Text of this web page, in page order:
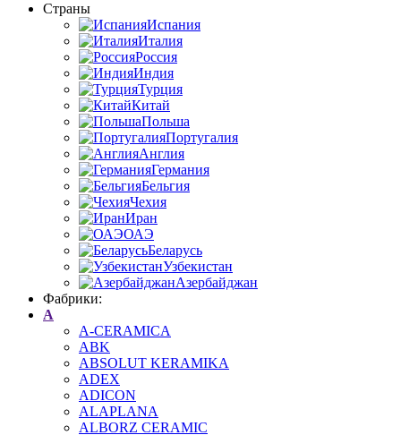
Страны
Испания
Италия
Россия
Индия
Турция
Китай
Польша
Португалия
Англия
Германия
Бельгия
Чехия
Иран
ОАЭ
Беларусь
Узбекистан
Азербайджан
Фабрики:
A
A-CERAMICA
ABK
ABSOLUT KERAMIKA
ADEX
ADICON
ALAPLANA
ALBORZ CERAMIC